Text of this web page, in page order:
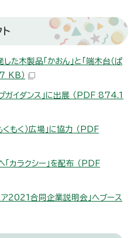
木製品「かおん」と「端木台（ぱ
KB）
ガイダンス」に出展 （PDF 874.1
もく）広場」に協力 （PDF
カラクシー」を配布 （PDF
2021合同企業説明会」へブース